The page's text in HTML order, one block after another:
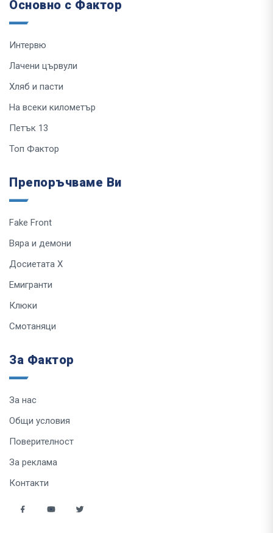
Основно с Фактор
Интервю
Лачени цървули
Хляб и пасти
На всеки километър
Петък 13
Топ Фактор
Препоръчваме Ви
Fake Front
Вяра и демони
Досиетата Х
Емигранти
Клюки
Смотаняци
За Фактор
За нас
Общи условия
Поверителност
За реклама
Контакти